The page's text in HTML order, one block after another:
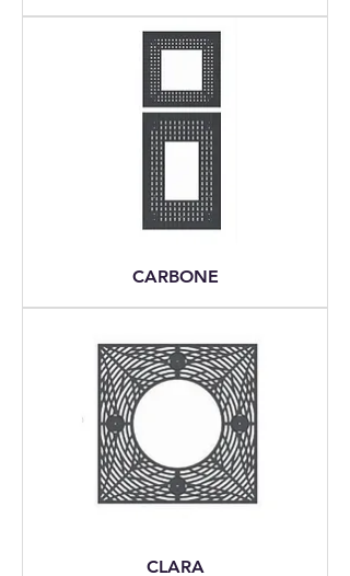
CARBONE
CLARA